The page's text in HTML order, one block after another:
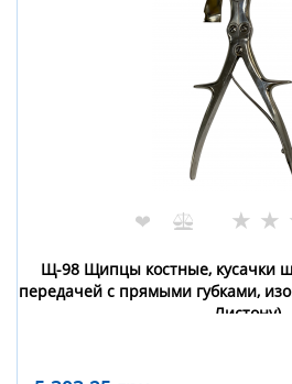
❤ ★ ★
Щ-98 Щипцы костные, кусачки
передачей с прямыми губками,
Листону)